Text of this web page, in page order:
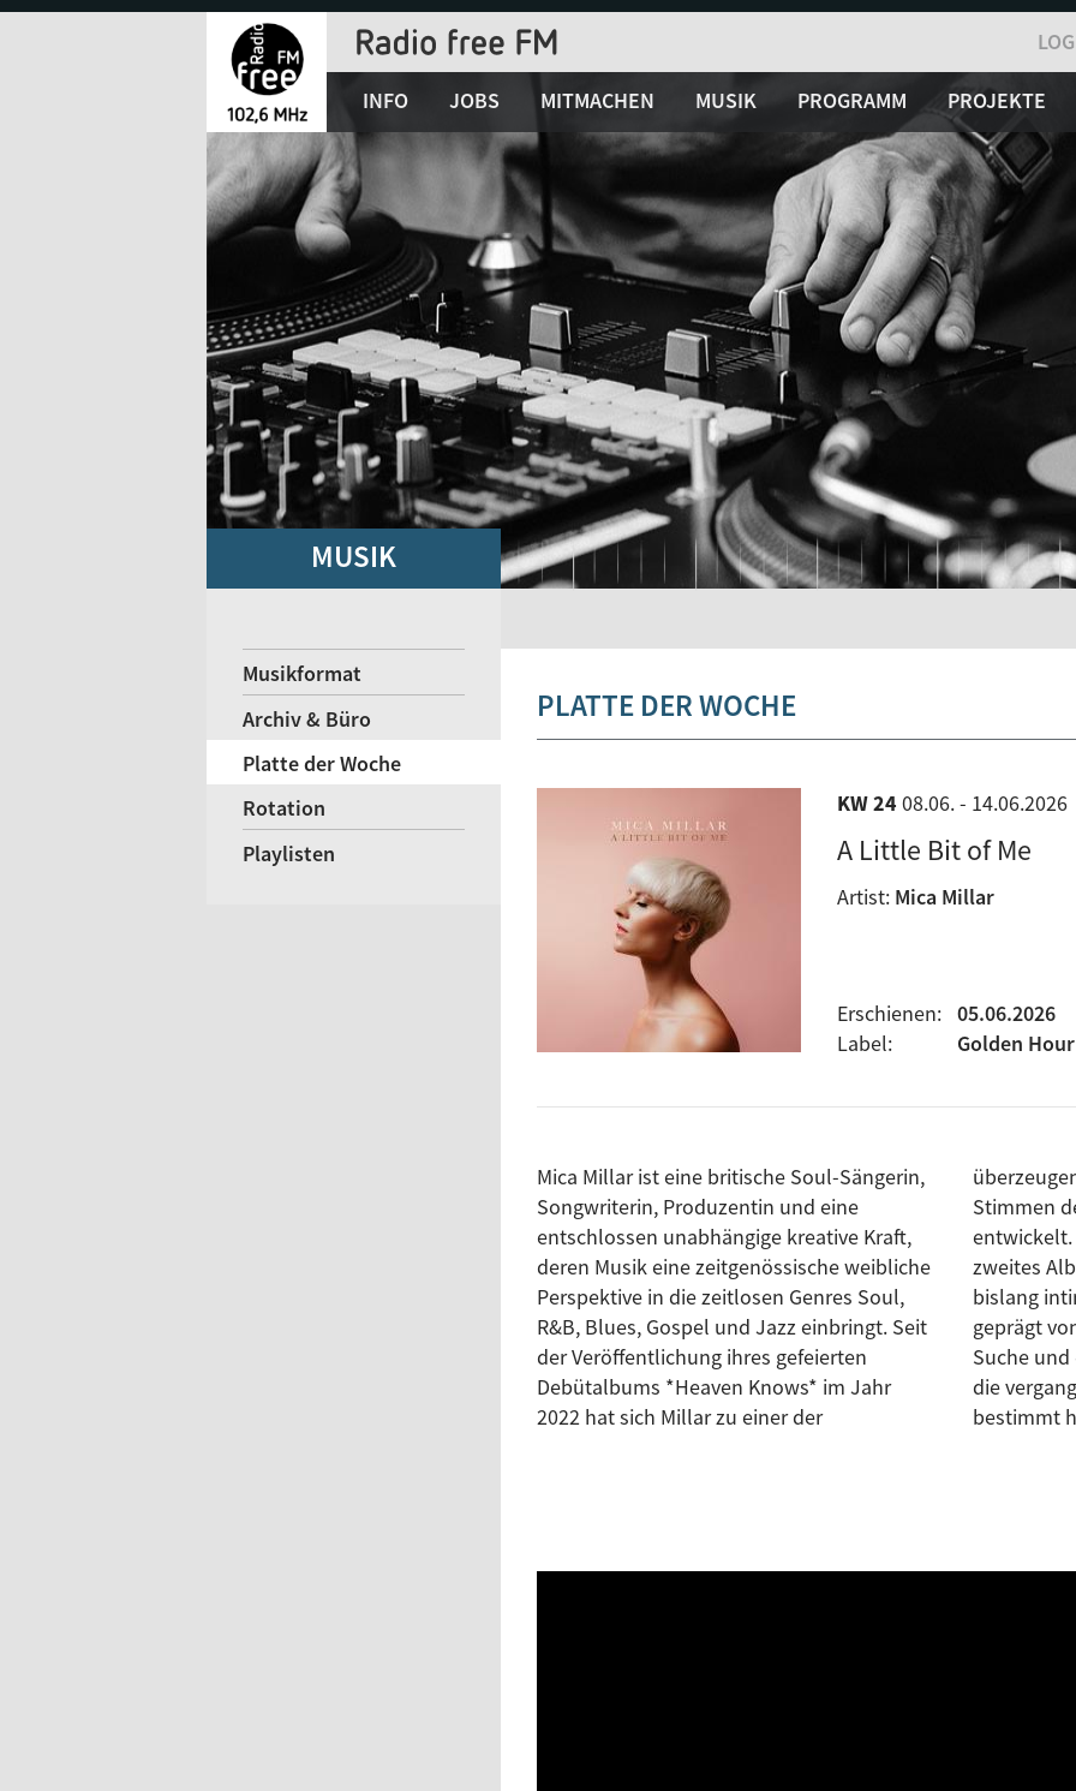
Jump
INFO JOBS MITMACHEN MUSIK PROGRAMM PROJEKTE
PLATTE DER WOCHE
KW 24 08.06. - 14.06.2026
A Little Bit of Me
Artist: Mica Millar
Erschienen: 05.06.2026
Label:
Golden
Mica Millar ist eine britische Soul-Sängerin,
Songwriterin, Produzentin und eine
entschlossen unabhängige kreative Kraft,
deren Musik eine zeitgenössische weibliche
Perspektive in die zeitlosen Genres Soul,
R&B, Blues, Gospel und Jazz einbringt. Seit
der Veröffentlichung ihres gefeierten
Debütalbums *Heaven Knows* im Jahr
2022 hat sich Millar zu einer der
überzeugendsten zeitgenössischen Soul-
Stimmen des Vereinigten Königreichs
entwickelt. Ihr mit Spannung erwartetes
zweites Album *A Little Bit of Me* ist ihr
bislang intimstes und persönlichstes Werk,
geprägt von Selbstfindung, spiritueller
Suche und den emotionalen Realitäten, die
die vergangenen sechs Jahre ihres Lebens
bestimmt
MUSIK
Musikformat
Archiv & Büro
Platte der Woche
Rotation
Playlisten